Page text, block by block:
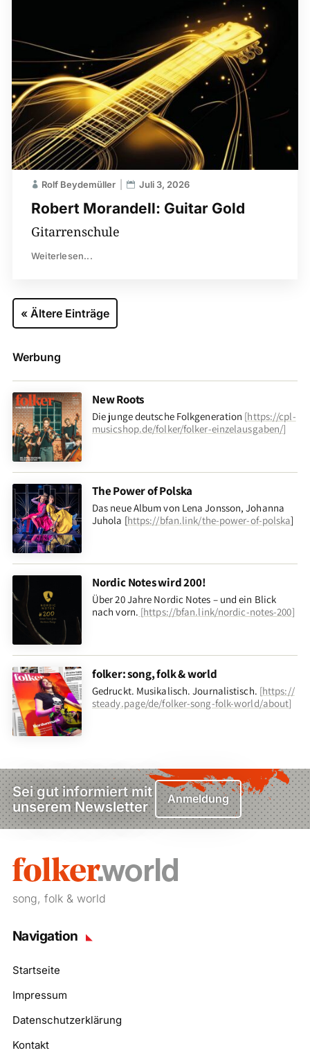
Robert Morandell: Guitar Gold
Rolf Beydemüller Juli 3, 2026
Gitarrenschule
Weiterlesen...
« Ältere Einträge
Werbung
New Roots
Die junge deutsche Folkgeneration [https://cpl-
musicshop.de/folker/folker-einzelausgaben/]
The Power of Polska
Das neue Album von Lena Jonsson, Johanna
Juhola [https://bfan.link/the-power-of-polska]
Nordic Notes wird 200!
Über 20 Jahre Nordic Notes – und ein Blick
nach vorn. [https://bfan.link/nordic-notes-200]
folker: song, folk & world
Gedruckt. Musikalisch. Journalistisch. [https://
steady.page/de/folker-song-folk-world/about]
Sei gut informiert mit
unserem Newsletter
Anmeldung
song, folk & world
Navigation
Startseite
Impressum
Datenschutzerklärung
Kontakt